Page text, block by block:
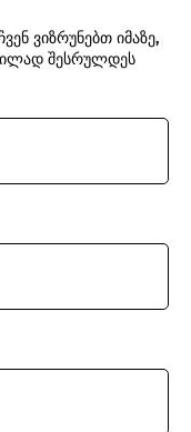
ვიზრუნებთ იმაზე,
შესრულდეს